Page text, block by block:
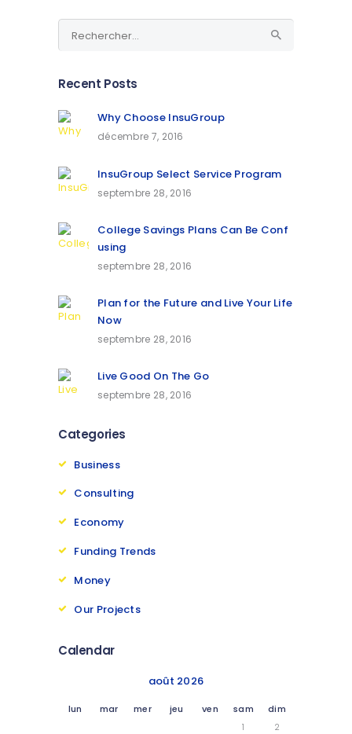
Recent Posts
Why Choose InsuGroup
décembre 7, 2016
InsuGroup Select Service Program
septembre 28, 2016
College Savings Plans Can Be Conf
using
septembre 28, 2016
Plan for the Future and Live Your Life
Now
septembre 28, 2016
Live Good On The Go
septembre 28, 2016
Categories
Business
Consulting
Economy
Funding Trends
Money
Our Projects
Calendar
août 2026
lun mar mer jeu ven sam
dim
1
2